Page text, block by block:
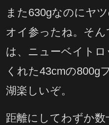
また630gなのにヤ
オイ参ったね。そ
は、ニューベイト
くれた43cmの800g
湖楽しいぞ。
距離にしてわずか